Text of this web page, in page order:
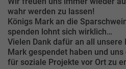
wahr werden zu lassen!
Königs Mark an die
spenden lohnt sich wirklich…
Vielen Dank dafür an all unsere
Mark gespendet haben und
für soziale Projekte vor Ort zu